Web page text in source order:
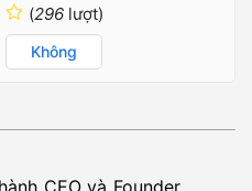
(296 lượt)
Không
CEO và Founder